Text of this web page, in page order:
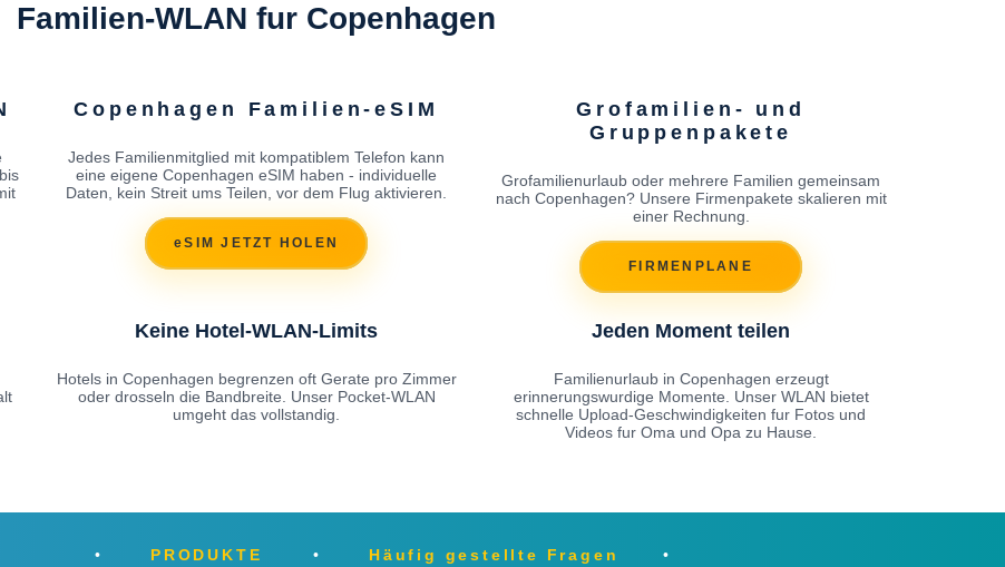
Familien-WLAN fur Copenhagen
Copenhagen Familien-eSIM
Jedes Familienmitglied mit kompatiblem Telefon kann
eine eigene Copenhagen eSIM haben - individuelle
Daten, kein Streit ums Teilen, vor dem Flug aktivieren.
eSIM JETZT HOLEN
Grofamilien- und
Gruppenpakete
Grofamilienurlaub oder mehrere Familien gemeinsam
nach Copenhagen? Unsere Firmenpakete skalieren mit
einer Rechnung.
FIRMENPLANE
Keine Hotel-WLAN-Limits
Hotels in Copenhagen begrenzen oft Gerate pro Zimmer
oder drosseln die Bandbreite. Unser Pocket-WLAN
umgeht das vollstandig.
Jeden Moment teilen
Familienurlaub in Copenhagen erzeugt
erinnerungswurdige Momente. Unser WLAN bietet
schnelle Upload-Geschwindigkeiten fur Fotos und
Videos fur Oma und Opa zu Hause.
PRODUKTE Häufig gestellte Fragen